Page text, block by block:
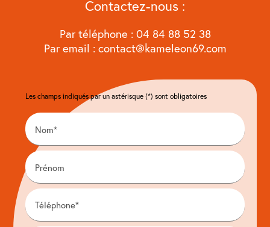
Contactez-nous :
Par téléphone : 04 84 88 52 38
Par email : contact@kameleon69.com
Les champs indiqués par un astérisque (*) sont obligatoires
Nom*
Prénom
Téléphone*